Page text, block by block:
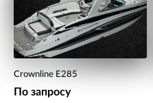
Crownline E285
По запросу